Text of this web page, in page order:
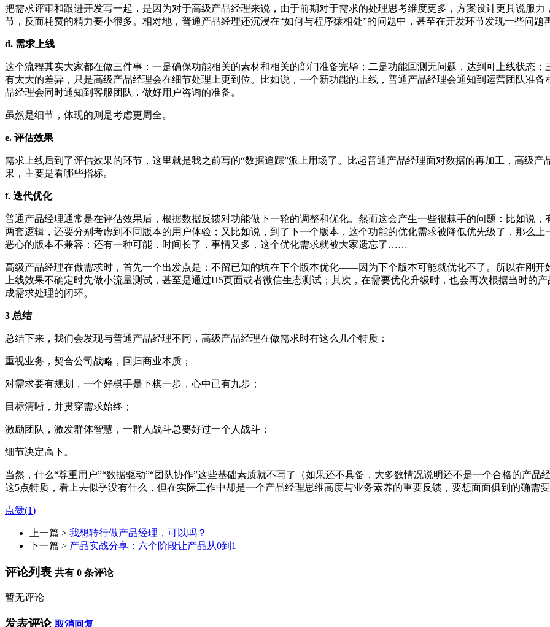
把需求评审和跟进开发写一起，是因为对于高级产品经理来说，由于前期对于需求的处理思考维度更多，方案设计更具说服
节，反而耗费的精力要小很多。相对地，普通产品经理还沉浸在“如何与程序猿相处”的问题中，甚至在开发环节发现一些问题
d. 需求上线
这个流程其实大家都在做三件事：一是确保功能相关的素材和相关的部门准备完毕；二是功能回测无问题，达到可上线状态
有太大的差异，只是高级产品经理会在细节处理上更到位。比如说，一个新功能的上线，普通产品经理会通知到运营团队准
品经理会同时通知到客服团队，做好用户咨询的准备。
虽然是细节，体现的则是考虑更周全。
e. 评估效果
需求上线后到了评估效果的环节，这里就是我之前写的“数据追踪”派上用场了。比起普通产品经理面对数据的再加工，高级
果，主要是看哪些指标。
f. 迭代优化
普通产品经理通常是在评估效果后，根据数据反馈对功能做下一轮的调整和优化。然而这会产生一些很棘手的问题：比如说
两套逻辑，还要分别考虑到不同版本的用户体验；又比如说，到了下一个版本，这个功能的优化需求被降低优先级了，那么
恶心的版本不兼容；还有一种可能，时间长了，事情又多，这个优化需求就被大家遗忘了……
高级产品经理在做需求时，首先一个出发点是：不留已知的坑在下个版本优化——因为下个版本可能就优化不了。所以在刚
上线效果不确定时先做小流量测试，甚至是通过H5页面或者微信生态测试；其次，在需要优化升级时，也会再次根据当时的
成需求处理的闭环。
3 总结
总结下来，我们会发现与普通产品经理不同，高级产品经理在做需求时有这么几个特质：
重视业务，契合公司战略，回归商业本质；
对需求要有规划，一个好棋手是下棋一步，心中已有九步；
目标清晰，并贯穿需求始终；
激励团队，激发群体智慧，一群人战斗总要好过一个人战斗；
细节决定高下。
当然，什么“尊重用户”“数据驱动”“团队协作”这些基础素质就不写了（如果还不具备，大多数情况说明还不是一个合格的产
这5点特质，看上去似乎没有什么，但在实际工作中却是一个产品经理思维高度与业务素养的重要反馈，要想面面俱到的确需
点赞(1)
上一篇 > 我想转行做产品经理，可以吗？
下一篇 > 产品实战分享：六个阶段让产品从0到1
评论列表 共有 0 条评论
暂无评论
发表评论 取消回复